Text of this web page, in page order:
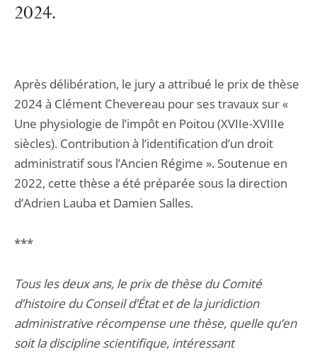
2024.
Après délibération, le jury a attribué le prix de thèse
2024 à Clément Chevereau pour ses travaux sur «
Une physiologie de l’impôt en Poitou (XVIIe-XVIIIe
siècles). Contribution à l’identification d’un droit
administratif sous l’Ancien Régime ». Soutenue en
2022, cette thèse a été préparée sous la direction
d’Adrien Lauba et Damien Salles.
***
Tous les deux ans, le prix de thèse du Comité
d’histoire du Conseil d’État et de la juridiction
administrative récompense une thèse, quelle qu’en
soit la discipline scientifique, intéressant